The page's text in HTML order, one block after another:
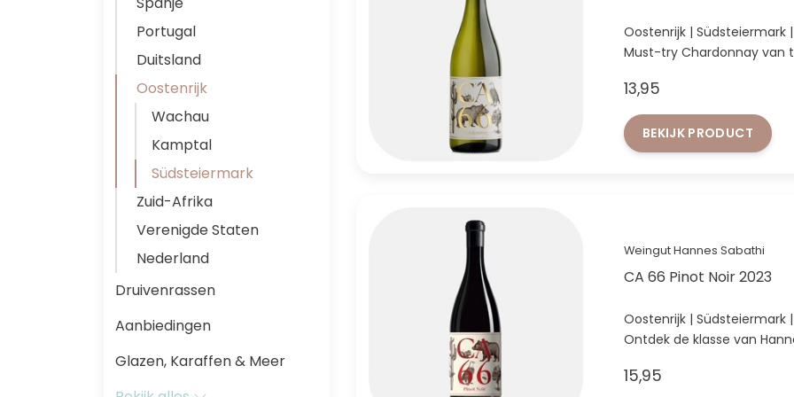
Oostenrijk | Südsteiermark
Must-try Chardonnay van
13,95
BEKIJK PRODUCT
Weingut Hannes Sabathi
CA 66 Pinot Noir 2023
Oostenrijk | Südsteiermark |
Ontdek de klasse van
15,95
Portugal
Duitsland
Oostenrijk
Wachau
Kamptal
Südsteiermark
Zuid-Afrika
Verenigde Staten
Nederland
Druivenrassen
Aanbiedingen
Glazen, Karaffen & Meer